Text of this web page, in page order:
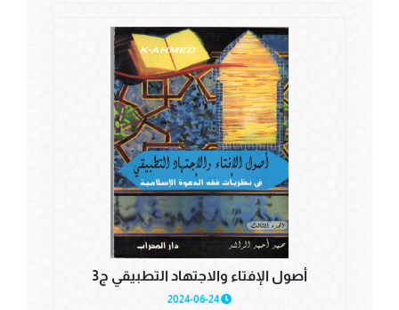
أصول الإفتاء والاجتهاد التطبيقي ج3
2024-06-24